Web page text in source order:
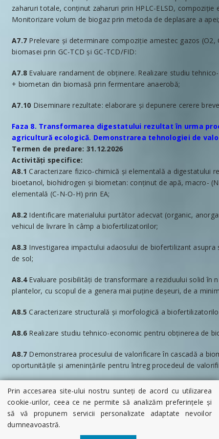
zaharuri totale, conținut zaharuri prin HPLC-ELSD,
Monitorizare volum de biogaz prin metoda de deplasare a
A7.7 Prelevare și determinare compoziție amestec gazos
biomasei prin GC-TCD și GC-TCD/FID:
A7.8 Evaluare randament de obținere. Realizare studiu
+ biometan din biomasă prin fermentare anaerobă;
A7.10 Diseminare rezultate: elaborare şi depunere cerere
Faza 8. Transformarea digestatului rezultat în urma
agricultură ecologică. Demonstrarea tehnologiei de
Termen de predare: 31.12.2026
Activități specifice:
A8.1 Caracterizare fizico-chimică și elementală a digestatului
bioetanol, biohidrogen și biometan: conținut de apă, macro-
elementală (C-N-O-H) prin EA;
A8.2 Identificare materialului purtător adecvat (organic,
vehicul de livrare în câmp a biofertilizatorilor;
A8.3 Investigarea impactului adaosului de biofertilizant
de sol;
A8.4Evaluare posibilități de transformare a reziduului solid în
plantelor, cu scopul de a genera mai puține deșeuri, de a
A8.5 Caracterizare structurală și morfologică a
A8.6 Realizare studiu tehnico-economic pentru obținerea de
A8.7 Demonstrarea procesului de valorificare în cascadă a
oportunitățile și amenințările pentru întreg procedeul de
A8.8
Realizare studiu tehnico-economic pentru întreg
rezultatelor obținute din etapele anterioare;
A8.9Diseminare rezultate: elaborare articole Q1/Q2,
Prin accesarea site-ului nostru sunteți de acord cu utilizarea
cookie-urilor, ceea ce ne permite să analizăm preferințele și
să vă propunem servicii personalizate adaptate nevoilor
dumneavoastră.